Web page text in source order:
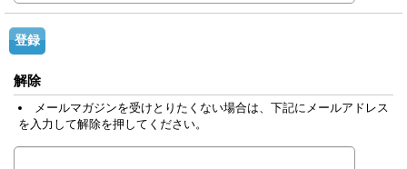
解除
メールマガジンを受けとりたくない場合は、下記にメールアドレス
を入力して解除を押してください。